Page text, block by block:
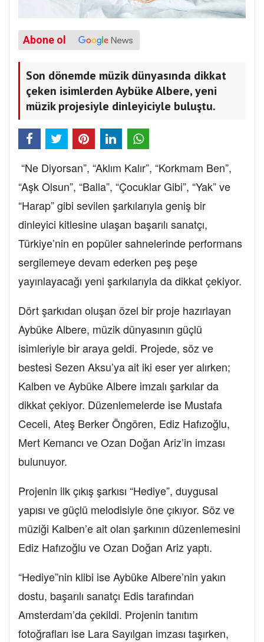
Abone ol
Son dönemde müzik dünyasında dikkat
çeken isimlerden Aybüke Albere, yeni
müzik projesiyle dinleyiciyle buluştu.
“Ne Diyorsan”, “Aklım Kalır”, “Korkmam Ben”,
“Aşk Olsun”, “Balla”, “Çocuklar Gibi”, “Yak” ve
“Harap” gibi sevilen şarkılarıyla geniş bir
dinleyici kitlesine ulaşan başarılı sanatçı,
Türkiye’nin en popüler sahnelerinde performans
sergilemeye devam ederken peş peşe
yayınlayacağı yeni şarkılarıyla da dikkat çekiyor.
Dört şarkıdan oluşan özel bir proje hazırlayan
Aybüke Albere, müzik dünyasının güçlü
isimleriyle bir araya geldi. Projede, söz ve
bestesi Sezen Aksu’ya ait iki eser yer alırken;
Kalben ve Aybüke Albere imzalı şarkılar da
dikkat çekiyor. Düzenlemelerde ise Mustafa
Ceceli, Ateş Berker Öngören, Ediz Hafızoğlu,
Mert Kemancı ve Ozan Doğan Ariz’in imzası
bulunuyor.
Projenin ilk çıkış şarkısı “Hediye”, duygusal
yapısı ve güçlü melodisiyle öne çıkıyor. Söz ve
müziği Kalben’e ait olan şarkının düzenlemesini
Ediz Hafızoğlu ve Ozan Doğan Ariz yaptı.
“Hediye”nin klibi ise Aybüke Albere’nin yakın
dostu, başarılı sanatçı Edis tarafından
Amsterdam’da çekildi. Projenin tanıtım
fotoğrafları ise Lara Sayılgan imzası taşırken,